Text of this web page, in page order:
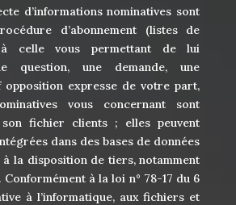
d’informations nominatives sont
d’abonnement (listes de
celle vous permettant de lui
question, une demande, une
opposition expresse de votre part,
vous concernant sont
fichier clients ; elles peuvent
dans des bases de données
à la disposition de tiers, notamment
Conformément à la loi n° 78-17 du 6
à l’informatique, aux fichiers et